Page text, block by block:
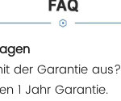
der Garantie aus?
1 Jahr Garantie.